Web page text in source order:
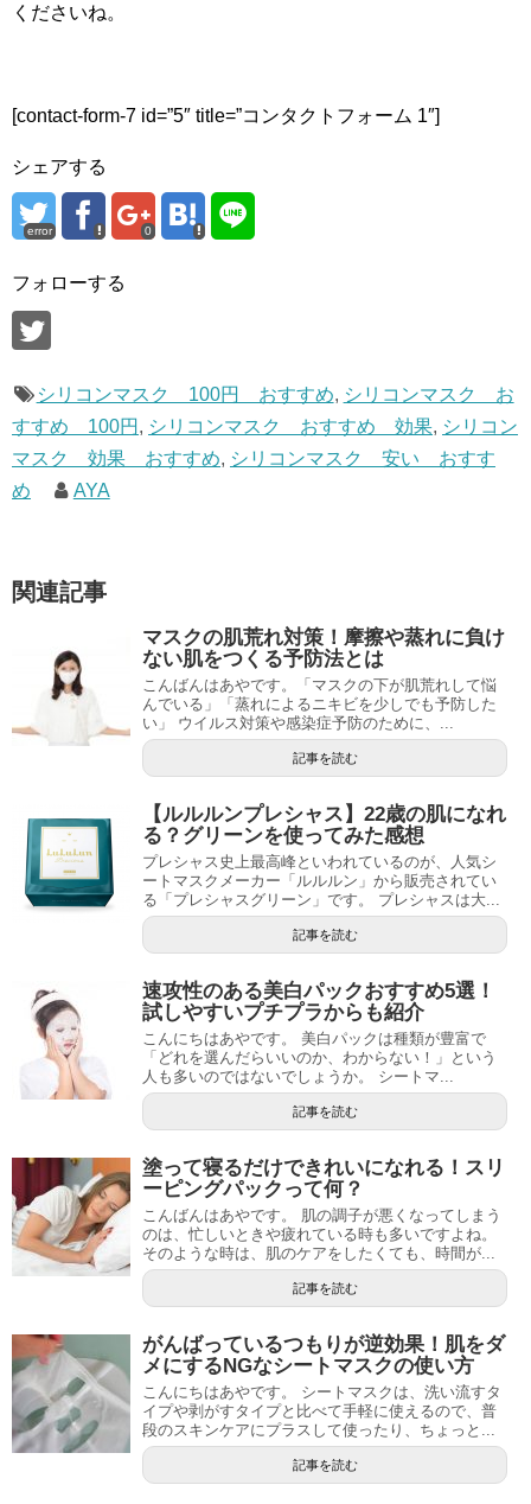
くださいね。
[contact-form-7 id=”5″ title=”コンタクトフォーム 1″]
シェアする
error 0
フォローする
シリコンマスク 100円 おすすめ, シリコンマスク お
すすめ 100円 , シリコンマスク おすすめ 効果, シリコン
マスク 効果 おすすめ, シリコンマスク 安い おすす
め
AYA
関連記事
マスクの肌荒れ対策！摩擦や蒸れに負け
ない肌をつくる予防法とは
こんばんはあやです。「マスクの下が肌荒れして悩
んでいる」「蒸れによるニキビを少しでも予防した
い」 ウイルス対策や感染症予防のために、...
記事を読む
【ルルルンプレシャス】22歳の肌になれ
る？グリーンを使ってみた感想
プレシャス史上最高峰といわれているのが、人気シ
ートマスクメーカー「ルルルン」から販売されてい
る「プレシャスグリーン」です。 プレシャスは大...
記事を読む
速攻性のある美白パックおすすめ5選！
試しやすいプチプラからも紹介
こんにちはあやです。 美白パックは種類が豊富で
「どれを選んだらいいのか、わからない！」という
人も多いのではないでしょうか。 シートマ...
記事を読む
塗って寝るだけできれいになれる！スリ
ーピングパックって何？
こんばんはあやです。 肌の調子が悪くなってしまう
のは、忙しいときや疲れている時も多いですよね。
そのような時は、肌のケアをしたくても、時間が...
記事を読む
がんばっているつもりが逆効果！肌をダ
メにするNGなシートマスクの使い方
こんにちはあやです。 シートマスクは、洗い流すタ
イプや剥がすタイプと比べて手軽に使えるので、普
段のスキンケアにプラスして使ったり、ちょっと...
記事を読む